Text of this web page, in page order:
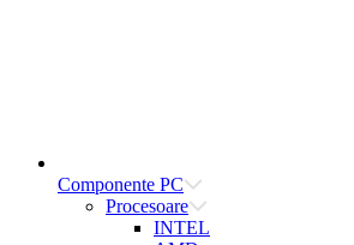
Componente PC
Procesoare
INTEL